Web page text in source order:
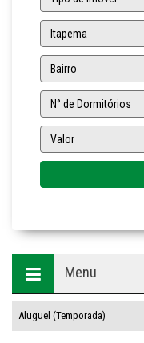
Itapema
Bairro
N° de Dormitórios
Valor
Menu
Aluguel (Temporada)